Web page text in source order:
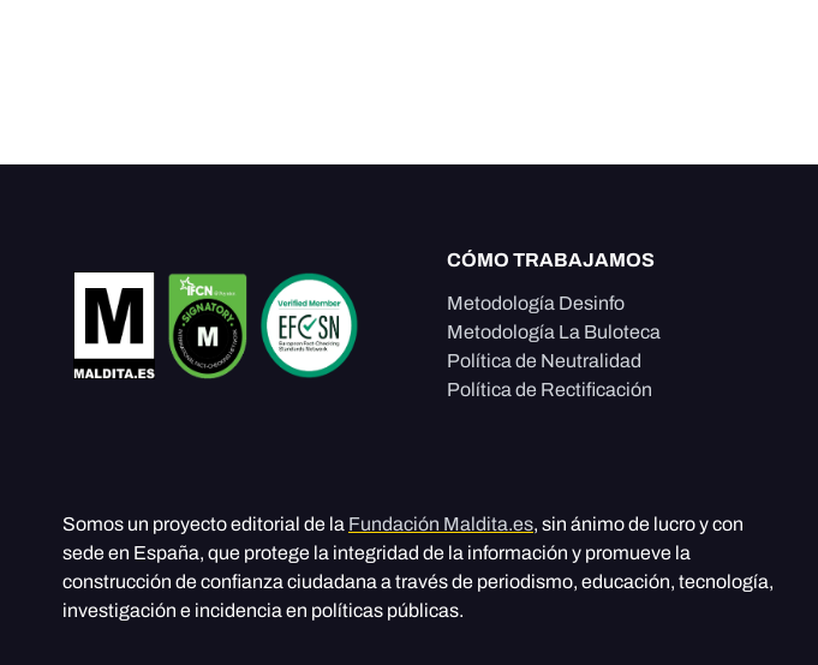
CÓMO TRABAJAMOS
Metodología Desinfo
Metodología La Buloteca
Política de Neutralidad
Política de Rectificación
Somos un proyecto editorial de la Fundación Maldita.es, sin ánimo de lucro y con
sede en España, que protege la integridad de la información y promueve la
construcción de confianza ciudadana a través de periodismo, educación, tecnología,
investigación e incidencia en políticas públicas.